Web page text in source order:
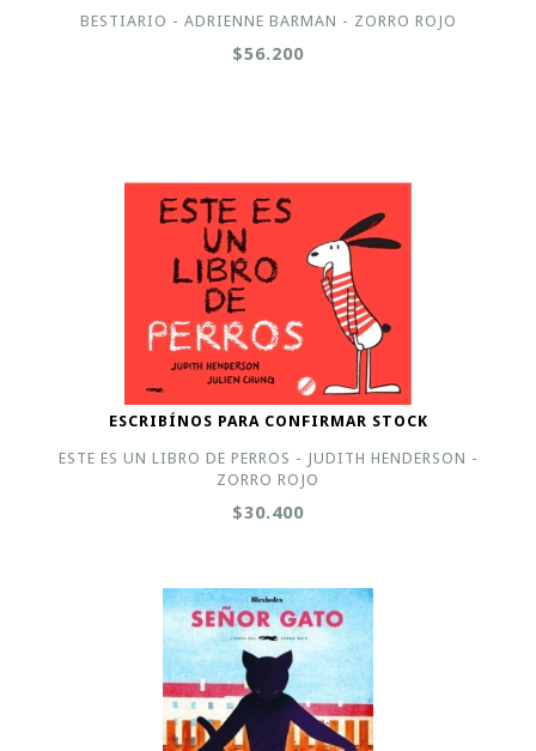
BESTIARIO - ADRIENNE BARMAN - ZORRO ROJO
$56.200
ESCRIBÍNOS PARA CONFIRMAR STOCK
ESTE ES UN LIBRO DE PERROS - JUDITH HENDERSON -
ZORRO ROJO
$30.400